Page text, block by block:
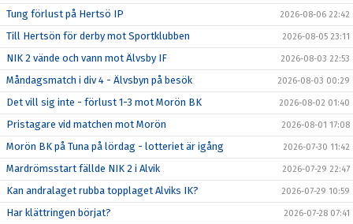
Tung förlust på Hertsö IP 2026-08-06 22:42
Till Hertsön för derby mot Sportklubben 2026-08-05 23:11
NIK 2 vände och vann mot Älvsby IF 2026-08-03 22:53
Måndagsmatch i div 4 - Älvsbyn på besök 2026-08-03 00:29
Det vill sig inte - förlust 1-3 mot Morön BK 2026-08-02 01:40
Pristagare vid matchen mot Morön 2026-08-01 17:08
Morön BK på Tuna på lördag - lotteriet är igång 2026-07-30 11:42
Mardrömsstart fällde NIK 2 i Alvik 2026-07-29 22:47
Kan andralaget rubba topplaget Alviks IK? 2026-07-29 10:59
Har klättringen börjat? 2026-07-28 07:41